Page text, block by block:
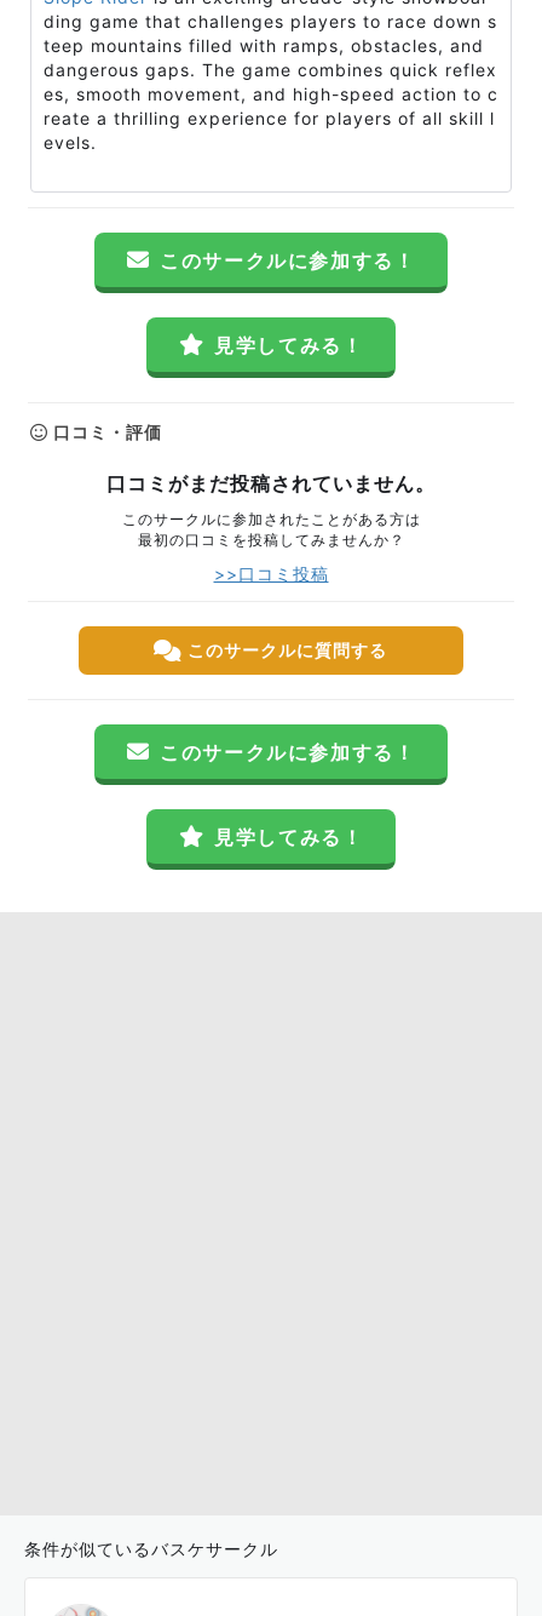
ding game that challenges players to race down s
teep mountains filled with ramps, obstacles, and
dangerous gaps. The game combines quick reflex
es, smooth movement, and high-speed action to c
reate a thrilling experience for players of all skill l
evels.
このサークルに参加する！
見学してみる！
口コミ・評価
口コミがまだ投稿されていません。
このサークルに参加されたことがある方は
最初の口コミを投稿してみませんか？
>>口コミ投稿
このサークルに質問する
このサークルに参加する！
見学してみる！
条件が似ているバスケサークル